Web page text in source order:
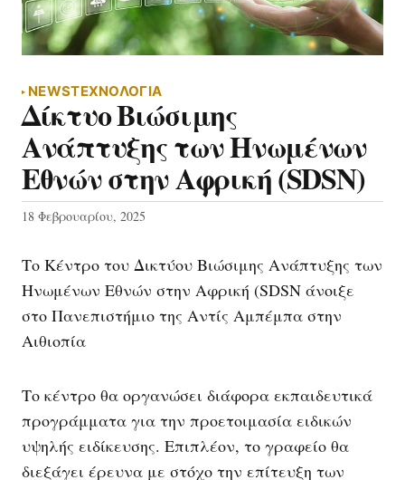
NEWSΤΕΧΝΟΛΟΓΙΑ
Δίκτυο Βιώσιμης
Ανάπτυξης των Ηνωμένων
Εθνών στην Αφρική (SDSN)
18 Φεβρουαρίου, 2025
Το Κέντρο του Δικτύου Βιώσιμης Ανάπτυξης των
Ηνωμένων Εθνών στην Αφρική (SDSN άνοιξε
στο Πανεπιστήμιο της Αντίς Αμπέμπα στην
Αιθιοπία
Το κέντρο θα οργανώσει διάφορα εκπαιδευτικά
προγράμματα για την προετοιμασία ειδικών
υψηλής ειδίκευσης. Επιπλέον, το γραφείο θα
διεξάγει έρευνα με στόχο την επίτευξη των